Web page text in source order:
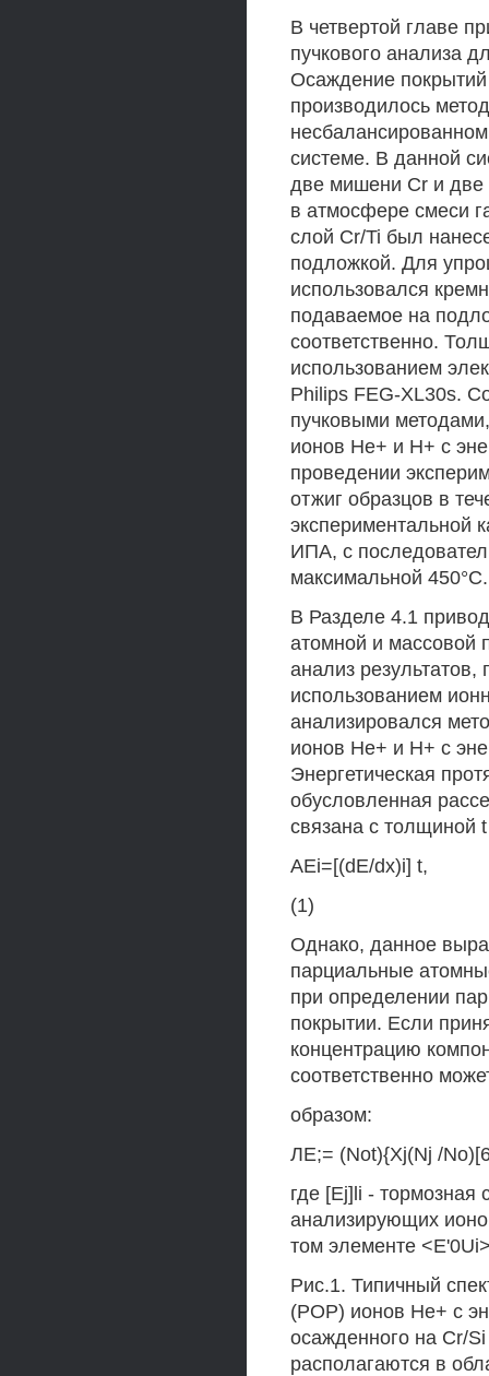
В четвертой главе
пучкового анализа
Осаждение
производилось
системе. В данной
две мишени Cr и две
в атмосфере смеси
слой Cr/Ti был
подложкой. Для
использовался
подаваемое на
соответственно.
использованием
Philips FEG-XL30s.
пучковыми
ионов Не+ и Н+ с
проведении
отжиг образцов в
экспериментальной
ИПА, с
максимальной 450°С.
В Разделе 4.1
атомной и массовой
анализ
использованием
анализировался
ионов Не+ и Н+ с
Энергетическая
обусловленная
связана с толщиной
AEi=[(dE/dx)i] t,
(1)
Однако, данное
парциальные
при определении
покрытии. Если
концентрацию
соответственно
образом:
ЛЕ;= (Not){Xj(Nj /
где [Ej]li - тормозная
анализирующих
том элементе
Рис.1. Типичный
(POP) ионов Не+ с
осажденного на Cr/
располагаются в